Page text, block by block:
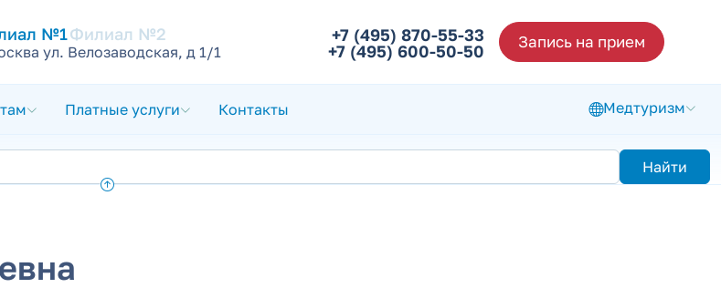
№1Филиал №2
ул. Велозаводская, д 1/1
+7 (495) 870-55-33
+7 (495) 600-50-50
Запись на прием
Платные услуги Контакты Медтуризм
Найти